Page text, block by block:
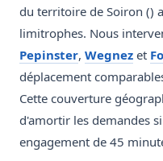
du territoire de Soiron ()
limitrophes. Nous
Pepinster, Wegnez et
déplacement
Cette couverture
d'amortir les demandes
engagement de 45